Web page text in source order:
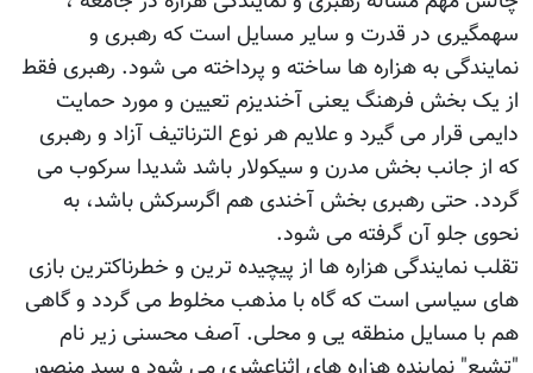
سهمگیری در قدرت و سایر مسایل است که رهبری و
نمایندگی به هزاره ها ساخته و پرداخته می شود. رهبری فقط
از یک بخش فرهنگ یعنی آخندیزم تعیین و مورد حمایت
دایمی قرار می گیرد و علایم هر نوع الترناتیف آزاد و رهبری
که از جانب بخش مدرن و سیکولار باشد شدیدا سرکوب می
گردد. حتی رهبری بخش آخندی هم اگرسرکش باشد، به
نحوی جلو آن گرفته می شود.
تقلب نمایندگی هزاره ها از پیچیده ترین و خطرناکترین بازی
های سیاسی است که گاه با مذهب مخلوط می گردد و گاهی
هم با مسایل منطقه یی و محلی. آصف محسنی زیر نام